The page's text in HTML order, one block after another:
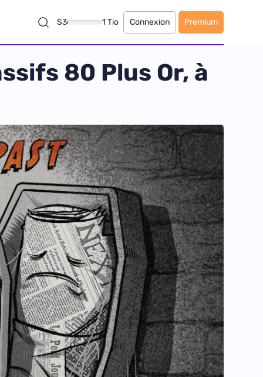
S3 1 Tio Connexion Premium
80 Plus Or, à